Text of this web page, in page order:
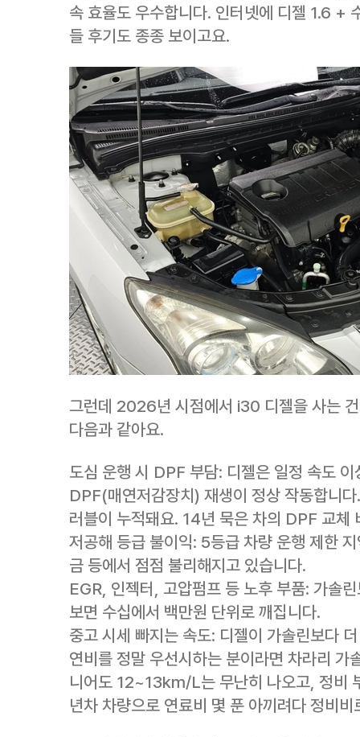
속 효율도 우수합니다. 인터넷에 디젤 1.6 +
들 후기도 종종 보이고요.
그런데 2026년 시점에서 i30 디젤을 사는
다음과 같아요.
도심 운행 시 DPF 부담: 디젤은 일정 속도
DPF(매연저감장치) 재생이 정상 작동합니
러블이 누적돼요. 14년 묵은 차의 DPF 교체
저공해 등급 불이익: 5등급 차량 운행 제한
금 등에서 점점 불리해지고 있습니다.
EGR, 인젝터, 고압펌프 등 노후 부품: 가솔
보면 수십에서 백만원 단위로 깨집니다.
중고 시세 빠지는 속도: 디젤이 가솔린보다
연비를 정말 우선시하는 분이라면 차라리 가
니어도 12~13km/L는 무난히 나오고, 정비
년차 차량으로 연료비 몇 푼 아끼려다 정비